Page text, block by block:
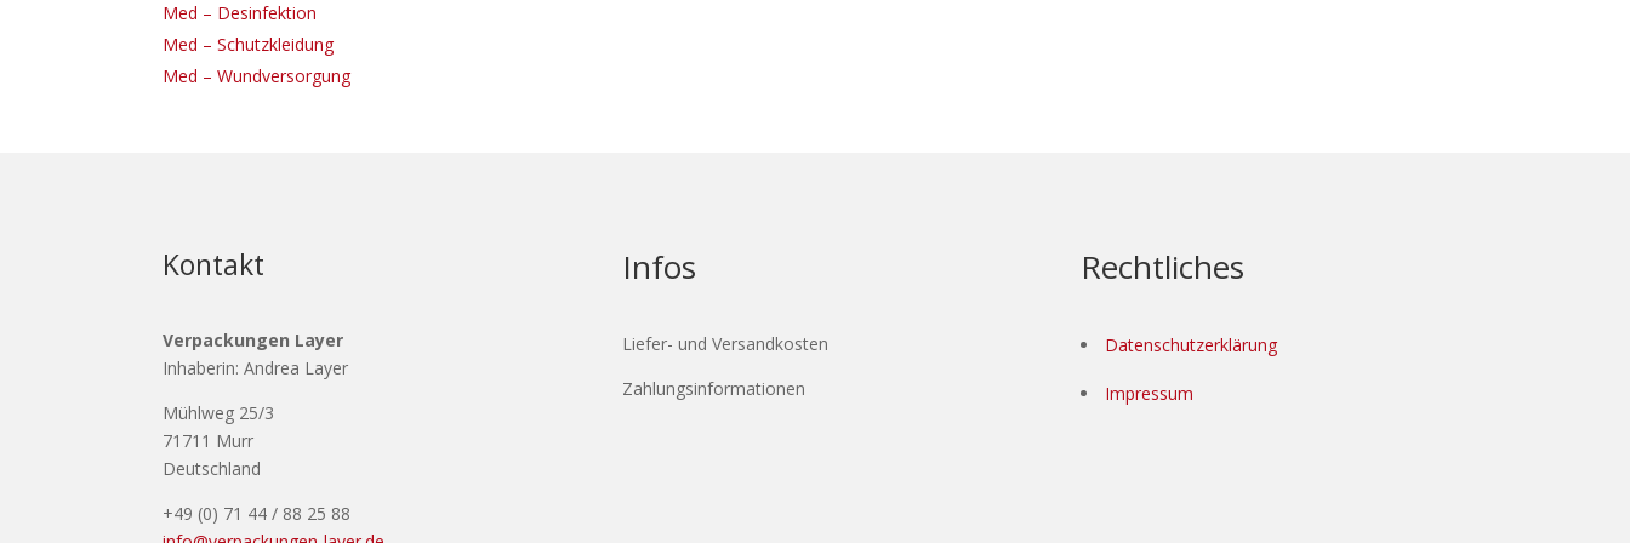
Med – Desinfektion
Med – Schutzkleidung
Med – Wundversorgung
Kontakt
Verpackungen Layer
Inhaberin: Andrea Layer
Mühlweg 25/3
71711 Murr
Deutschland
+49 (0) 71 44 / 88 25 88
Infos
Liefer- und Versandkosten
Zahlungsinformationen
Rechtliches
Datenschutzerklärung
Impressum